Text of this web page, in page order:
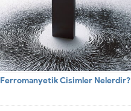
Ferromanyetik Cisimler Nelerdir?